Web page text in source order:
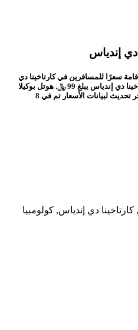
إندياس
سعرًا للمسافرين في كارتاخينا دي
إندياس. أدنى سعر حاليًا لفندق في كارتاخينا دي إندياس يبلغ 99 ﷼. هوتل بوكيلا
سويتس هو الأدنى سعرًا بمبلغ 99 ﷼. آخر تحديث لبيانات الأسعار تم في 8